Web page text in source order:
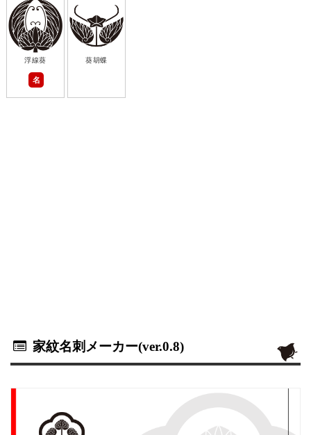
浮線葵
名
葵胡蝶
家紋名刺メーカー(ver.0.8)